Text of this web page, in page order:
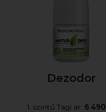
Dezodor
1. szintű Tagi ár: 6